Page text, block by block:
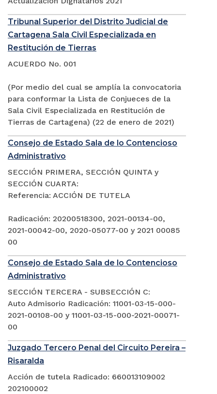
Tribunal Superior del Distrito Judicial de
Cartagena Sala Civil Especializada en
Restitución de Tierras
ACUERDO No. 001
(Por medio del cual se amplía la convocatoria
para conformar la Lista de Conjueces de la
Sala Civil Especializada en Restitución de
Tierras de Cartagena) (22 de enero de 2021)
Consejo de Estado Sala de lo Contencioso
Administrativo
SECCIÓN PRIMERA, SECCIÓN QUINTA y
SECCIÓN CUARTA:
Referencia: ACCIÓN DE TUTELA
Radicación: 20200518300, 2021-00134-00,
2021-00042-00, 2020-05077-00 y 2021 00085
00
Consejo de Estado Sala de lo Contencioso
Administrativo
SECCIÓN TERCERA - SUBSECCIÓN C:
Auto Admisorio Radicación: 11001-03-15-000-
2021-00108-00 y 11001-03-15-000-2021-00071-
00
Juzgado Tercero Penal del Circuito Pereira –
Risaralda
Acción de tutela Radicado: 660013109002
202100002